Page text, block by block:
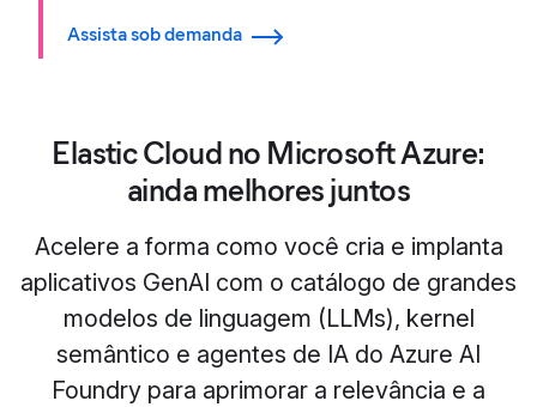
Assista sob demanda
Elastic Cloud no Microsoft Azure:
ainda melhores juntos
Acelere a forma como você cria e implanta
aplicativos GenAI com o catálogo de grandes
modelos de linguagem (LLMs), kernel
semântico e agentes de IA do Azure AI
Foundry para aprimorar a relevância e a